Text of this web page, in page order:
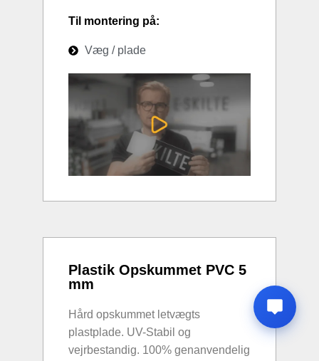
Til montering på:
Væg / plade
Plastik Opskummet PVC 5
mm
Hård opskummet letvægts
plastplade. UV-Stabil og
vejrbestandig. 100% genanvendelig